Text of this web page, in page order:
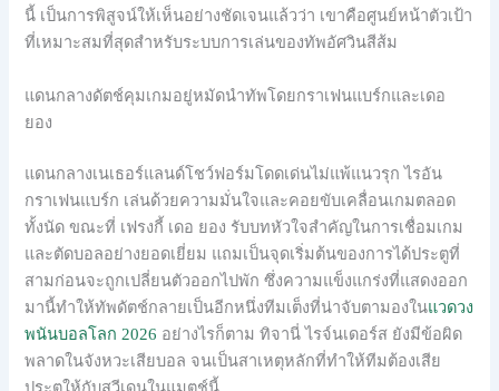
นี้ เป็นการพิสูจน์ให้เห็นอย่างชัดเจนแล้วว่า เขาคือศูนย์หน้าตัวเป้า
ที่เหมาะสมที่สุดสำหรับระบบการเล่นของทัพอัศวินสีส้ม
แดนกลางดัตช์คุมเกมอยู่หมัดนำทัพโดยกราเฟนแบร์กและเดอ
ยอง
แดนกลางเนเธอร์แลนด์โชว์ฟอร์มโดดเด่นไม่แพ้แนวรุก ไรอัน
กราเฟนแบร์ก เล่นด้วยความมั่นใจและคอยขับเคลื่อนเกมตลอด
ทั้งนัด ขณะที่ เฟรงกี้ เดอ ยอง รับบทหัวใจสำคัญในการเชื่อมเกม
และตัดบอลอย่างยอดเยี่ยม แถมเป็นจุดเริ่มต้นของการได้ประตูที่
สามก่อนจะถูกเปลี่ยนตัวออกไปพัก ซึ่งความแข็งแกร่งที่แสดงออก
มานี้ทำให้ทัพดัตช์กลายเป็นอีกหนึ่งทีมเต็งที่น่าจับตามองในแวดวง
พนันบอลโลก 2026 อย่างไรก็ตาม ทิจานี่ ไรจ์นเดอร์ส ยังมีข้อผิด
พลาดในจังหวะเสียบอล จนเป็นสาเหตุหลักที่ทำให้ทีมต้องเสีย
ประตูให้กับสวีเดนในแมตช์นี้